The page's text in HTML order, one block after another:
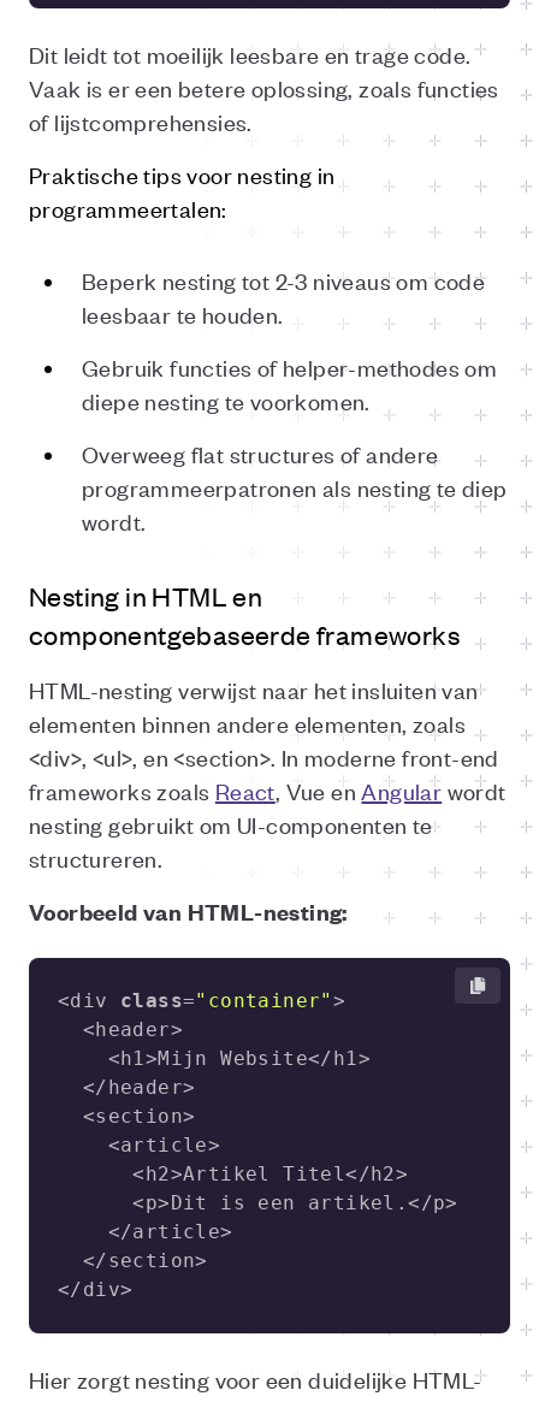
Dit leidt tot moeilijk leesbare en trage code.
Vaak is er een betere oplossing, zoals functies
of lijstcomprehensies.
Praktische tips voor nesting in
programmeertalen:
Beperk nesting tot 2-3 niveaus om code
leesbaar te houden.
Gebruik functies of helper-methodes om
diepe nesting te voorkomen.
Overweeg flat structures of andere
programmeerpatronen als nesting te diep
wordt.
Nesting in HTML en
componentgebaseerde frameworks
HTML-nesting verwijst naar het insluiten van
elementen binnen andere elementen, zoals
<div>, <ul>, en <section>. In moderne front-end
frameworks zoals React, Vue enAngular wordt
nesting gebruikt om UI-componenten te
structureren.
Voorbeeld van HTML-nesting:
<div class="container"
</div>
Hier zorgt nesting voor een duidelijke HTML-